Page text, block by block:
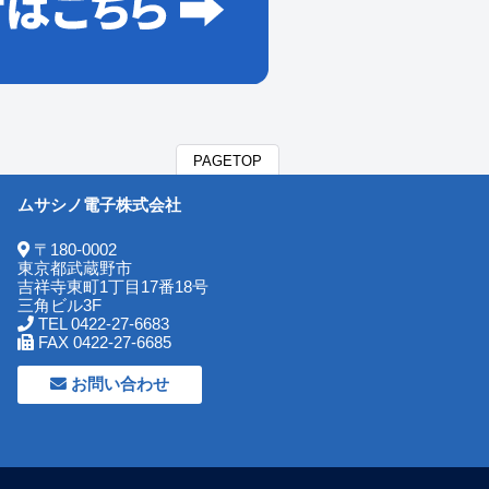
PAGETOP
ムサシノ電子株式会社
〒180-0002
東京都武蔵野市
吉祥寺東町1丁目17番18号
三角ビル3F
TEL 0422-27-6683
FAX 0422-27-6685
お問い合わせ